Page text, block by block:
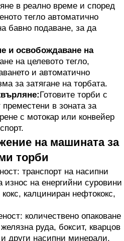
в реално време и според
тегло автоматично
бавно подаване, за да
и освобождаване на
на целевото тегло,
и автоматично
за затягане на торбата.
Готовите торби с
в зоната за
с мотокар или конвейер
на машината за
торби
транспорт на насипни
износ на енергийни суровини
калциниран нефтококс,
количествено опаковане
руда, боксит, кварцов
други насипни минерали.